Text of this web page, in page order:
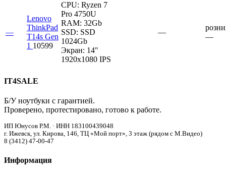
—
Lenovo
ThinkPad
T14s Gen
1 10599
CPU: Ryzen 7
Pro 4750U
RAM: 32Gb
SSD: SSD
1024Gb
Экран: 14"
1920x1080 IPS
—
—
IT4SALE
Б/У ноутбуки с гарантией.
Проверено, протестировано, готово к работе.
ИП Юнусов Р.М. · ИНН 183100439048
г. Ижевск, ул. Кирова, 146, ТЦ «Мой порт», 3 этаж (рядом с М.Видео)
8 (3412) 47-00-47
Информация